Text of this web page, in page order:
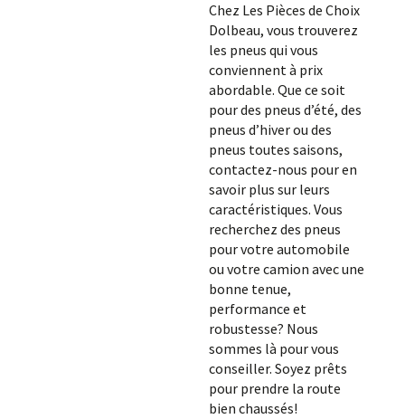
Chez Les Pièces de Choix
Dolbeau, vous trouverez
les pneus qui vous
conviennent à prix
abordable. Que ce soit
pour des pneus d’été, des
pneus d’hiver ou des
pneus toutes saisons,
contactez-nous pour en
savoir plus sur leurs
caractéristiques. Vous
recherchez des pneus
pour votre automobile
ou votre camion avec une
bonne tenue,
performance et
robustesse? Nous
sommes là pour vous
conseiller. Soyez prêts
pour prendre la route
bien chaussés!